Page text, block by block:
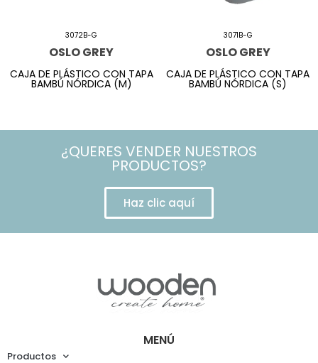
3072B-G
OSLO GREY
CAJA DE PLÁSTICO CON TAPA
BAMBÚ NÓRDICA (M)
3071B-G
OSLO GREY
CAJA DE PLÁSTICO CON TAPA
BAMBÚ NÓRDICA (S)
¿QUERES VENDER NUESTROS
PRODUCTOS?
Haz clic aquí
MENÚ
Productos